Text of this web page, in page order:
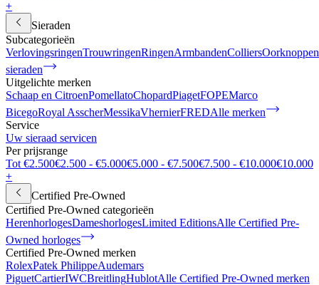
+
Sieraden
Subcategorieën
VerlovingsringenTrouwringenRingenArmbandenColliersOorknoppen
sieraden
Uitgelichte merken
Schaap en CitroenPomellatoChopardPiagetFOPEMarco
BicegoRoyal AsscherMessikaVhernierFREDAlle merken
Service
Uw sieraad servicen
Per prijsrange
Tot €2.500€2.500 - €5.000€5.000 - €7.500€7.500 - €10.000€10.000
+
Certified Pre-Owned
Certified Pre-Owned categorieën
HerenhorlogesDameshorlogesLimited EditionsAlle Certified Pre-
Owned horloges
Certified Pre-Owned merken
RolexPatek PhilippeAudemars
PiguetCartierIWCBreitlingHublotAlle Certified Pre-Owned merken